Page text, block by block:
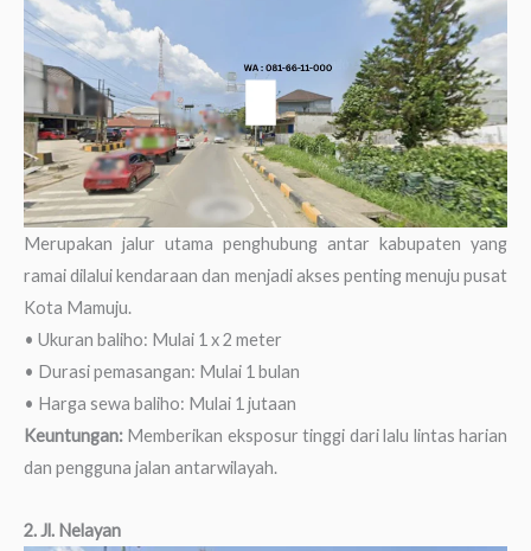
Merupakan jalur utama penghubung antar kabupaten yang
ramai dilalui kendaraan dan menjadi akses penting menuju pusat
Kota Mamuju.
• Ukuran baliho: Mulai 1 x 2 meter
• Durasi pemasangan: Mulai 1 bulan
• Harga sewa baliho: Mulai 1 jutaan
Keuntungan: Memberikan eksposur tinggi dari lalu lintas harian
dan pengguna jalan antarwilayah.
2. Jl. Nelayan